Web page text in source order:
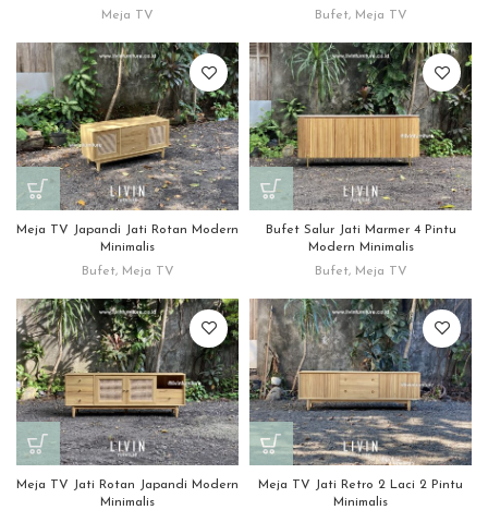
Meja TV
Bufet, Meja TV
Meja TV Japandi Jati Rotan Modern
Minimalis
Bufet, Meja TV
Bufet Salur Jati Marmer 4 Pintu
Modern Minimalis
Bufet, Meja TV
Meja TV Jati Rotan Japandi Modern
Minimalis
Meja TV Jati Retro 2 Laci 2 Pintu
Minimalis